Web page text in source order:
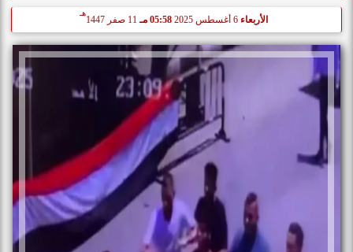
الأربعاء 6 أغسطس 2025 05:58 مـ 11 صفر 1447
هـ